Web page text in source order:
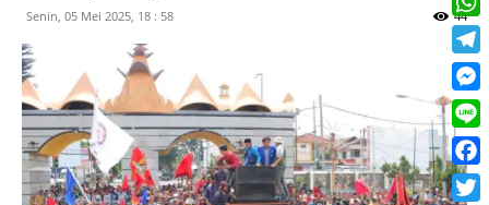
Senin, 05 Mei 2025, 18 : 58 44
Line